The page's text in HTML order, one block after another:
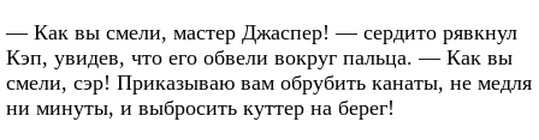
— Как вы смели, мастер Джаспер! — сердито рявкнул
Кэп, увидев, что его обвели вокруг пальца. — Как вы
смели, сэр! Приказываю вам обрубить канаты, не медля
ни минуты, и выбросить куттер на берег!